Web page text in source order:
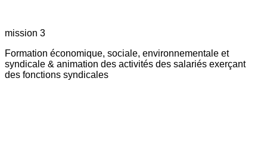
mission 3
Formation économique, sociale, environnementale et
syndicale & animation des activités des salariés exerçant
des fonctions syndicales